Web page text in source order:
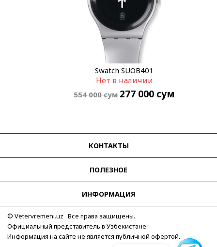
Swatch SUOB401
Нет в наличии
554 000сум 277 000 сум
КОНТАКТЫ
ПОЛЕЗНОЕ
ИНФОРМАЦИЯ
© Vetervremeni.uz Все права защищены.
Официальный представитель в Узбекистане.
Информация на сайте не является публичной офертой.
Для связи